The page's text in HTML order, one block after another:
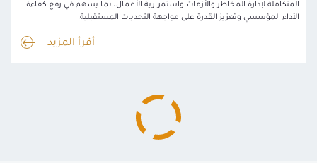
المتكاملة لإدارة المخاطر والأزمات واستمرارية الأعمال، بما يسهم في رفع كفاءة
الأداء المؤسسي وتعزيز القدرة على مواجهة التحديات المستقبلية.
أقرأ المزيد